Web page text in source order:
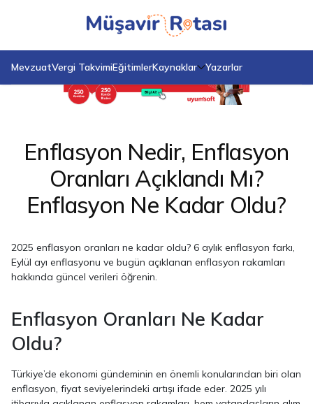
MevzuatVergi TakvimiEğitimlerKaynaklar Yazarlar
Anasayfa
Blog
Enflasyon Nedir, Enflasyon Oranları Açıklandı Mı? Enflasyon Ne Kadar
Enflasyon Nedir, Enflasyon
Oranları Açıklandı Mı?
Enflasyon Ne Kadar Oldu?
2025 enflasyon oranları ne kadar oldu? 6 aylık enflasyon farkı,
Eylül ayı enflasyonu ve bugün açıklanan enflasyon rakamları
hakkında güncel verileri öğrenin.
Enflasyon Oranları Ne Kadar
Oldu?
Türkiye’de ekonomi gündeminin en önemli konularından biri olan
enflasyon, fiyat seviyelerindeki artışı ifade eder. 2025 yılı